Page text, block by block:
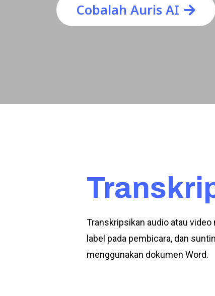
Cobalah Auris AI
Transkripsikan audio atau
label pada pembicara, dan
menggunakan dokumen Word.